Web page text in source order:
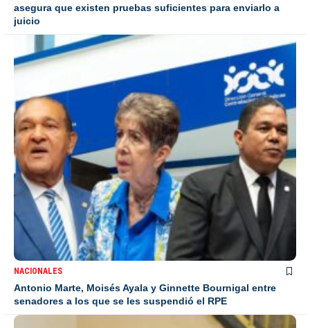
asegura que existen pruebas suficientes para enviarlo a
juicio
NACIONALES
Antonio Marte, Moisés Ayala y Ginnette Bournigal entre
senadores a los que se les suspendió el RPE